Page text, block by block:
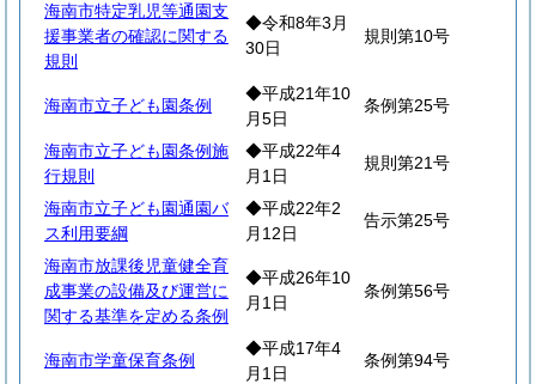
海南市特定乳児等通園支
援事業者の確認に関する
規則
◆令和8年3月
30日
規則第10号
海南市立子ども園条例
◆平成21年10
月5日
条例第25号
海南市立子ども園条例施
行規則
◆平成22年4
月1日
規則第21号
海南市立子ども園通園バ
ス利用要綱
◆平成22年2
月12日
告示第25号
海南市放課後児童健全育
成事業の設備及び運営に
関する基準を定める条例
◆平成26年10
月1日
条例第56号
海南市学童保育条例
◆平成17年4
月1日
条例第94号